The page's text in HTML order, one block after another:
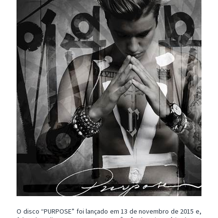
O disco “PURPOSE” foi lançado em 13 de novembro de 2015 e,